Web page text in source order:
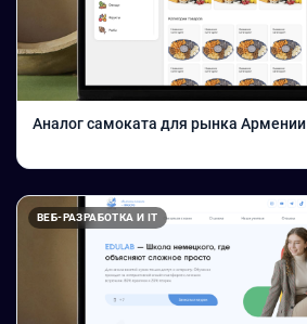
Аналог самоката для рынка Армении
ВЕБ-РАЗРАБОТКА И IT